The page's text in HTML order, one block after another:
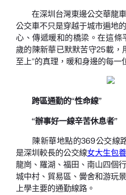
在深圳台灣東邊公交華龍車
公交車不只是穿越于城市遍地
心、傳遞暖和的橋梁。在這
歲的陳新華已默默苦守25載，
至上”的真理，暖和身邊的每一
跨區通勤的“性命線”
“辦事好一線辛苦休息者”
陳新華地點的369公交線路
是深圳較長的公交線女大生包
龍崗、羅湖、福田、南山四個
城中村、貿易區、黌舍和游玩
上學主要的通勤線路。